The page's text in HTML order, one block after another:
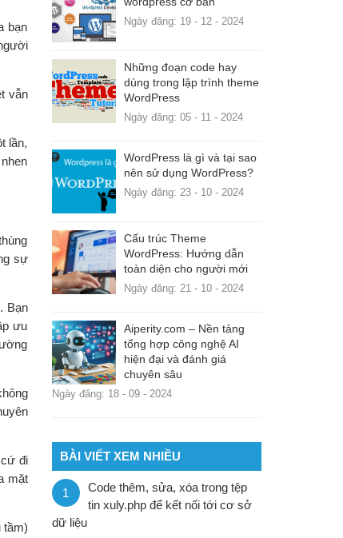
bạn
vẫn
lần,
sự
Bạn
ưu
đi
mặt
tầm)
Ngày đăng: 19 - 12 - 2024
Những đoạn code hay
dùng trong lập trình theme
WordPress
Ngày đăng: 05 - 11 - 2024
WordPress là gì và tại sao
nên sử dụng WordPress?
Ngày đăng: 23 - 10 - 2024
Cấu trúc Theme
WordPress: Hướng dẫn
toàn diện cho người mới
Ngày đăng: 21 - 10 - 2024
Aiperity.com – Nền tảng
tổng hợp công nghệ AI
hiện đại và đánh giá
chuyên sâu
Ngày đăng: 18 - 09 - 2024
BÀI VIẾT XEM NHIỀU
1
Code thêm, sửa, xóa trong tệp
tin xuly.php để kết nối tới cơ sở
dữ liệu